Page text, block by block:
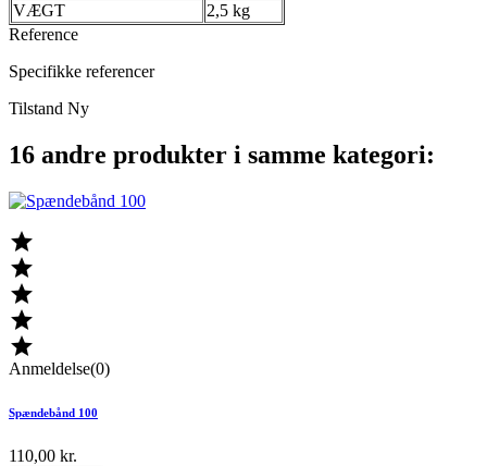
VÆGT
2,5 kg
Reference
Specifikke referencer
Tilstand Ny
16 andre produkter i samme kategori:





Anmeldelse(0)
Spændebånd 100
110,00 kr.